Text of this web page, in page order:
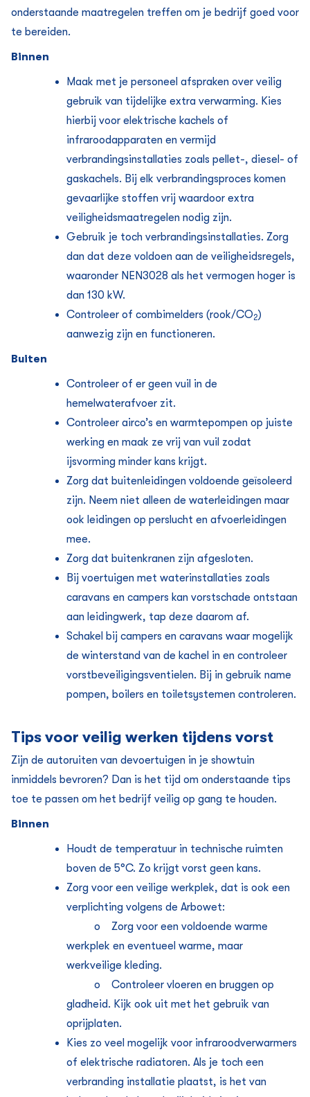
onderstaande maatregelen treffen om je bedrijf goed voor
te bereiden.
Binnen
Maak met je personeel afspraken over veilig
gebruik van tijdelijke extra verwarming. Kies
hierbij voor elektrische kachels of
infraroodapparaten en vermijd
verbrandingsinstallaties zoals pellet-, diesel- of
gaskachels. Bij elk verbrandingsproces komen
gevaarlijke stoffen vrij waardoor extra
veiligheidsmaatregelen nodig zijn.
Gebruik je toch verbrandingsinstallaties. Zorg
dan dat deze voldoen aan de veiligheidsregels,
waaronder NEN3028 als het vermogen hoger is
dan 130 kW.
Controleer of combimelders (rook/CO2)
aanwezig zijn en functioneren.
Buiten
Controleer of er geen vuil in de
hemelwaterafvoer zit.
Controleer airco’s en warmtepompen op juiste
werking en maak ze vrij van vuil zodat
ijsvorming minder kans krijgt.
Zorg dat buitenleidingen voldoende geïsoleerd
zijn. Neem niet alleen de waterleidingen maar
ook leidingen op perslucht en afvoerleidingen
mee.
Zorg dat buitenkranen zijn afgesloten.
Bij voertuigen met waterinstallaties zoals
caravans en campers kan vorstschade ontstaan
aan leidingwerk, tap deze daarom af.
Schakel bij campers en caravans waar mogelijk
de winterstand van de kachel in en controleer
vorstbeveiligingsventielen. Bij in gebruik name
pompen, boilers en toiletsystemen controleren.
Tips voor veilig werken tijdens vorst
Zijn de autoruiten van devoertuigen in je showtuin
inmiddels bevroren? Dan is het tijd om onderstaande tips
toe te passen om het bedrijf veilig op gang te houden.
Binnen
Houdt de temperatuur in technische ruimten
boven de 5°C. Zo krijgt vorst geen kans.
Zorg voor een veilige werkplek, dat is ook een
verplichting volgens de Arbowet:
o Zorg voor een voldoende warme
werkplek en eventueel warme, maar
werkveilige kleding.
o Controleer vloeren en bruggen op
gladheid. Kijk ook uit met het gebruik van
oprijplaten.
Kies zo veel mogelijk voor infraroodverwarmers
of elektrische radiatoren. Als je toch een
verbranding installatie plaatst, is het van